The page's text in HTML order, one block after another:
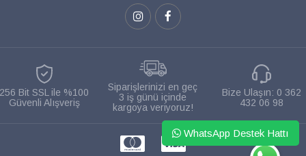
256 Bit SSL ile %100
Güvenli Alışveriş
Siparişlerinizi en geç
3 iş günü içinde
kargoya veriyoruz!
Bize Ulaşın: 0 362
432 06 98
WHATSAPP
WhatsApp Destek Hattı